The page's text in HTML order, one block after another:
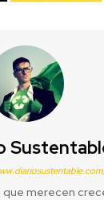
merecen